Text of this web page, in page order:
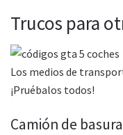
Trucos para
Los medios de
¡Pruébalos todos!
Camión de